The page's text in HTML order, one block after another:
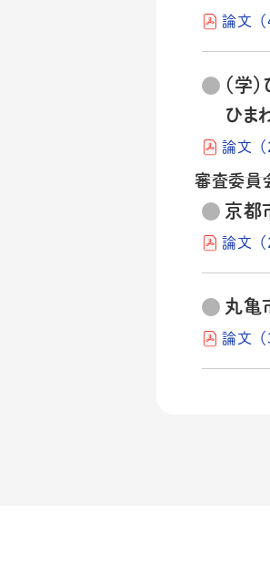
審査委員
論文（
（学
ひま
論文
京都
論文（
丸亀
論文（